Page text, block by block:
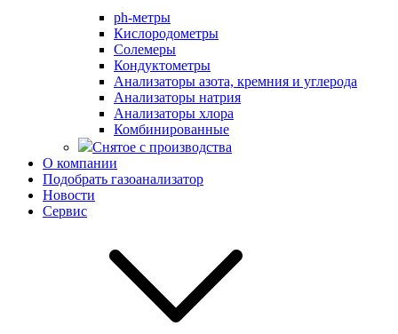
ph-метры
Кислородометры
Солемеры
Кондуктометры
Анализаторы азота, кремния и углерода
Анализаторы натрия
Анализаторы хлора
Комбинированные
Снятое с производства
О компании
Подобрать газоанализатор
Новости
Сервис